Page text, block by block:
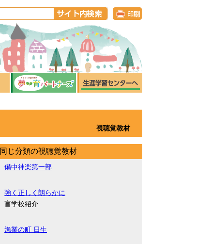
視聴覚教材
同じ分類の視聴覚教材
備中神楽第一部
強く正しく朗らかに
盲学校紹介
漁業の町 日生